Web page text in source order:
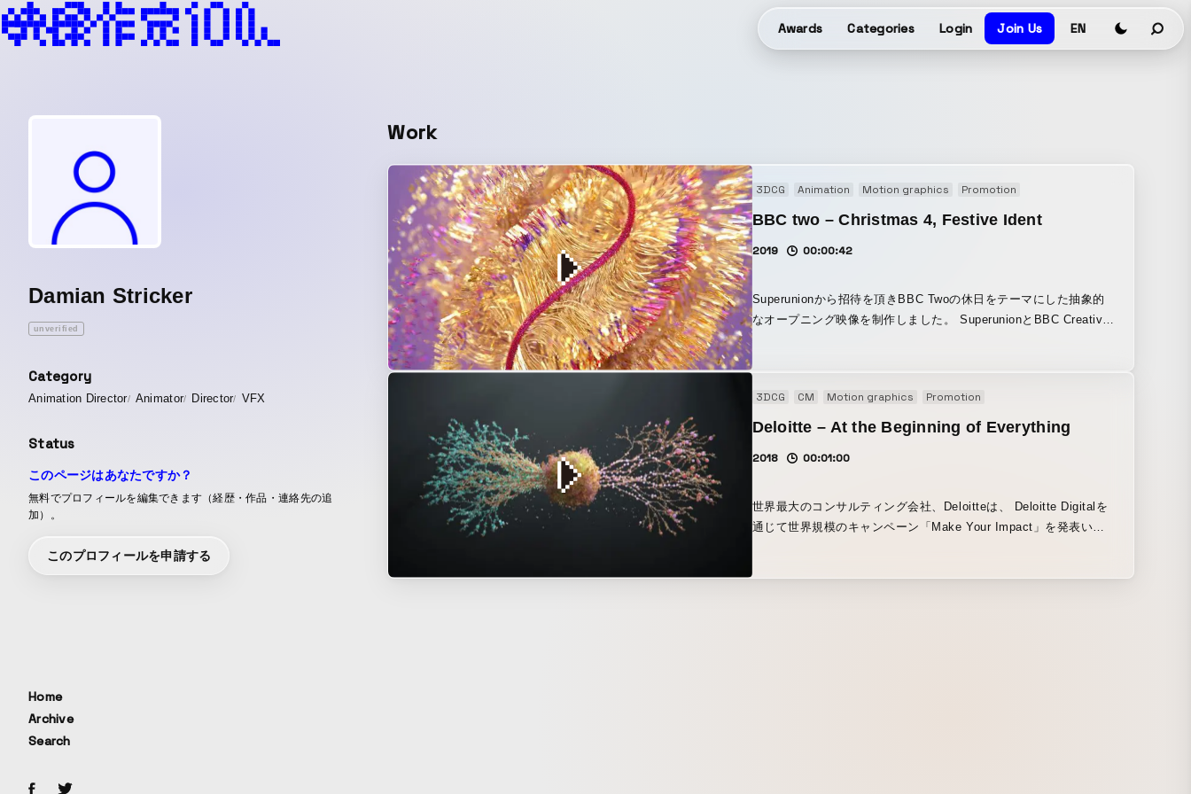
Awards Categories Login Join Us EN
Damian Stricker
unverified
Category
Animation Director Animator Director VFX
Status
このページはあなたですか？
無料でプロフィールを編集できます（経歴・作品・連絡先の追
加）。
このプロフィールを申請する
Work
3DCG Animation Motion graphics Promotion
BBC two – Christmas 4, Festive Ident
2019 00:00:42
Superunionから招待を頂きBBC Twoの休日をテーマにした抽象的
なオープニング映像を制作しました。 SuperunionとBBC Creative
が昨年開始した大きなキャンペーンの一部映像を担当し、 花火のよ
3DCG CM Motion graphics Promotion
Deloitte – At the Beginning of Everything
2018 00:01:00
世界最大のコンサルティング会社、Deloitteは、 Deloitte Digitalを
通じて世界規模のキャンペーン「Make Your Impact」を発表いた
Home
Archive
Search